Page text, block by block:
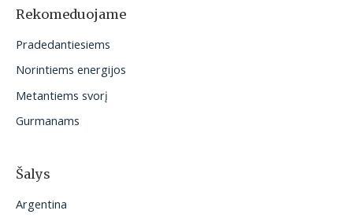
o
:
Rekomeduojame
Pradedantiesiems
Norintiems energijos
Metantiems svorį
Gurmanams
Šalys
Argentina